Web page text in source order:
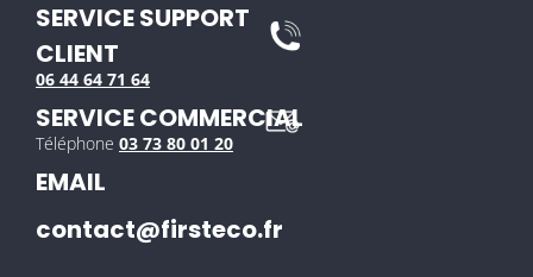
SERVICE SUPPORT
CLIENT
06 44 64 71 64
SERVICE COMMERCIAL
Téléphone 03 73 80 01 20
EMAIL
contact@firsteco.fr